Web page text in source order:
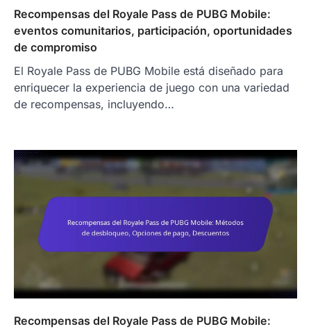
Recompensas del Royale Pass de PUBG Mobile:
eventos comunitarios, participación, oportunidades
de compromiso
El Royale Pass de PUBG Mobile está diseñado para
enriquecer la experiencia de juego con una variedad
de recompensas, incluyendo…
Recompensas del Royale Pass de PUBG Mobile: